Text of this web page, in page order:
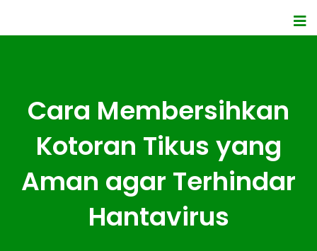
Cara Membersihkan
Kotoran Tikus yang
Aman agar Terhindar
Hantavirus